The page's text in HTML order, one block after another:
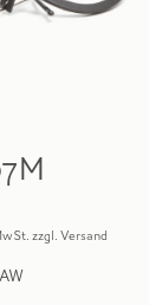
zzgl. Versand